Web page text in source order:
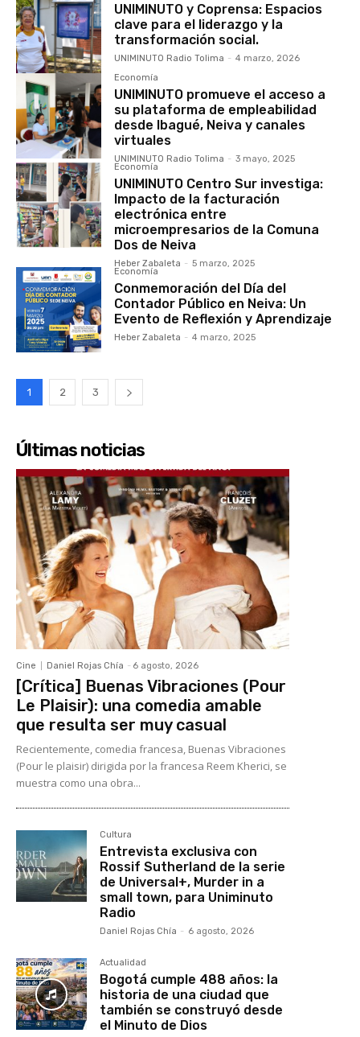
UNIMINUTO y Coprensa: Espacios
clave para el liderazgo y la
transformación social.
UNIMINUTO Radio Tolima - 4 marzo, 2026
Economía
UNIMINUTO promueve el acceso a
su plataforma de empleabilidad
desde Ibagué, Neiva y canales
virtuales
UNIMINUTO Radio Tolima - 3 mayo, 2025
Economía
UNIMINUTO Centro Sur investiga:
Impacto de la facturación
electrónica entre
microempresarios de la Comuna
Dos de Neiva
Heber Zabaleta - 5 marzo, 2025
Economía
Conmemoración del Día del
Contador Público en Neiva: Un
Evento de Reflexión y Aprendizaje
Heber Zabaleta - 4 marzo, 2025
1 2 3
Últimas noticias
Cine Daniel Rojas Chía - 6 agosto, 2026
[Crítica] Buenas Vibraciones (Pour
Le Plaisir): una comedia amable
que resulta ser muy casual
Recientemente, comedia francesa, Buenas Vibraciones
(Pour le plaisir) dirigida por la francesa Reem Kherici, se
muestra como una obra...
Cultura
Entrevista exclusiva con
Rossif Sutherland de la serie
de Universal+, Murder in a
small town, para Uniminuto
Radio
Daniel Rojas Chía - 6 agosto, 2026
Actualidad
Bogotá cumple 488 años: la
historia de una ciudad que
también se construyó desde
el Minuto de Dios